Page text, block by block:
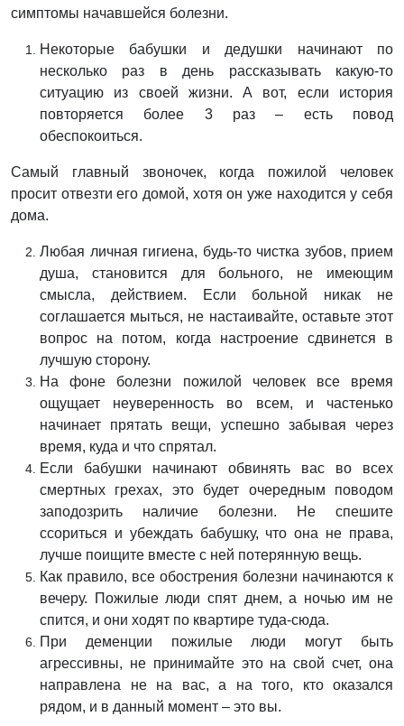
симптомы начавшейся болезни.
Некоторые бабушки и дедушки начинают по
несколько раз в день рассказывать какую-то
ситуацию из своей жизни. А вот, если история
повторяется более 3 раз – есть повод
обеспокоиться.
Самый главный звоночек, когда пожилой человек
просит отвезти его домой, хотя он уже находится у себя
дома.
Любая личная гигиена, будь-то чистка зубов, прием
душа, становится для больного, не имеющим
смысла, действием. Если больной никак не
соглашается мыться, не настаивайте, оставьте этот
вопрос на потом, когда настроение сдвинется в
лучшую сторону.
На фоне болезни пожилой человек все время
ощущает неуверенность во всем, и частенько
начинает прятать вещи, успешно забывая через
время, куда и что спрятал.
Если бабушки начинают обвинять вас во всех
смертных грехах, это будет очередным поводом
заподозрить наличие болезни. Не спешите
ссориться и убеждать бабушку, что она не права,
лучше поищите вместе с ней потерянную вещь.
Как правило, все обострения болезни начинаются к
вечеру. Пожилые люди спят днем, а ночью им не
спится, и они ходят по квартире туда-сюда.
При деменции пожилые люди могут быть
агрессивны, не принимайте это на свой счет, она
направлена не на вас, а на того, кто оказался
рядом, и в данный момент – это вы.